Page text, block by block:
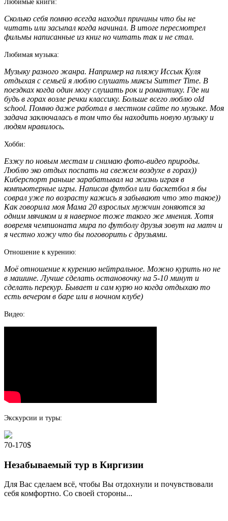
Сколько себя помню всегда находил причины что бы не
читать или засыпал когда начинал. В итоге пересмотрел
фильмы написанные из книг но читать так и не стал.
Любимая музыка:
Музыку разного жанра. Например на пляжу Иссык Куля
отдыхая с семьей я люблю слушать миксы Summer Time. В
поездках когда один могу слушать рок и романтику. Где ни
будь в горах возле речки классику. Больше всего люблю old
school. Помню даже работал в местном сайте по музыке. Моя
задача заключалась в том что бы находить новую музыку и
людям нравилось.
Хобби:
Езжу по новым местам и снимаю фото-видео природы.
Люблю эко отдых поспать на свежем воздухе в горах))
Киберспорт раньше зарабатывал на жизнь играя в
компьютерные игры. Написав футбол или баскетбол я бы
соврал уже по возрасту кажись я забывают что это такое))
Как говорила моя Мама 20 взрослых мужчин гоняются за
одним мячиком и я наверное тоже такого же мнения. Хотя
вовремя чемпионата мира по футболу друзья зовут на матч и
я честно хожу что бы поговорить с друзьями.
Отношение к курению:
Моё отношение к курению нейтральное. Можно курить но не
в машине. Лучше сделать остановочку на 5-10 минут и
сделать перекур. Бывает и сам курю но когда отдыхаю то
есть вечером в баре или в ночном клубе)
Видео:
Экскурсии и туры:
70-170$
Незабываемый тур в Киргизии
Для Вас сделаем всё, чтобы Вы отдохнули и почувствовали
себя комфортно. Со своей стороны...